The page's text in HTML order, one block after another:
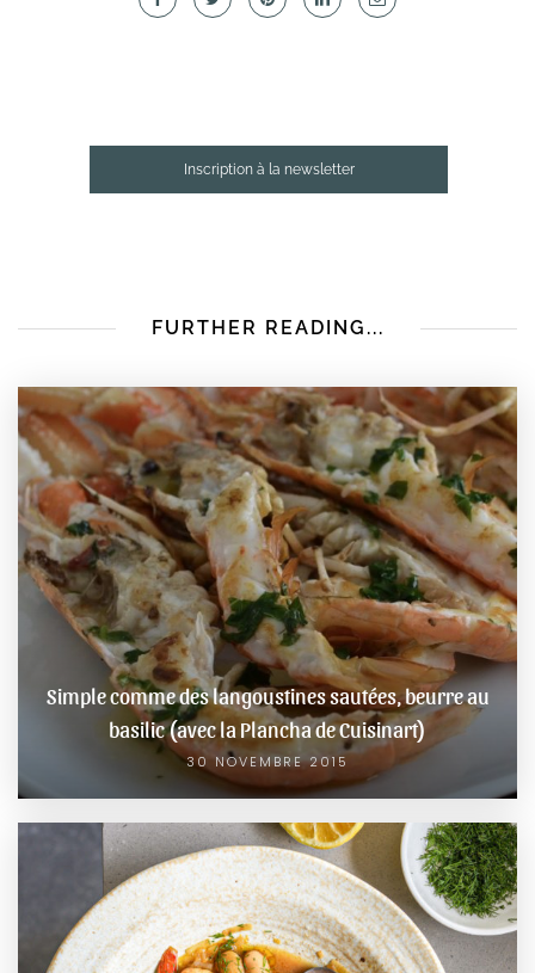
Inscription à la newsletter
FURTHER READING...
Simple comme des langoustines sautées, beurre au
basilic (avec la Plancha de Cuisinart)
30 NOVEMBRE 2015